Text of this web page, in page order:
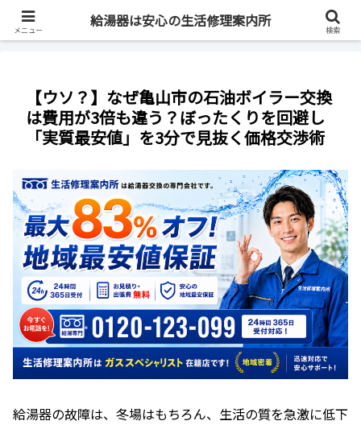
最短即日・全国対応・最大83%OFF
【ウソ？】なぜ亀山市の石油ボイラー交換
は費用が3倍も違う？ぼったくりを回避し
「実質最安値」を3分で見抜く価格交渉術
給湯器の故障は、冬場はもちろん、生活の質を急激に低下
メニュー
給湯器は安心の生活修理案内所
検索